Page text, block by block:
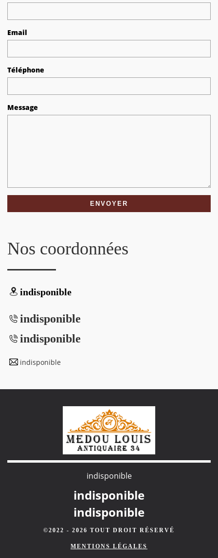
Email
Téléphone
Message
Nos coordonnées
indisponible
indisponible
indisponible
indisponible
indisponible
indisponible
indisponible
©2022 - 2026 TOUT DROIT RÉSERVÉ
MENTIONS LÉGALES